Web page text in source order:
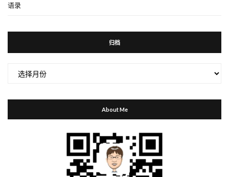
语录
归档
About Me